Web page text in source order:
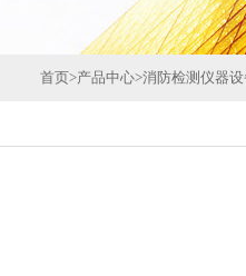
首页>产品中心>消防检测仪器设